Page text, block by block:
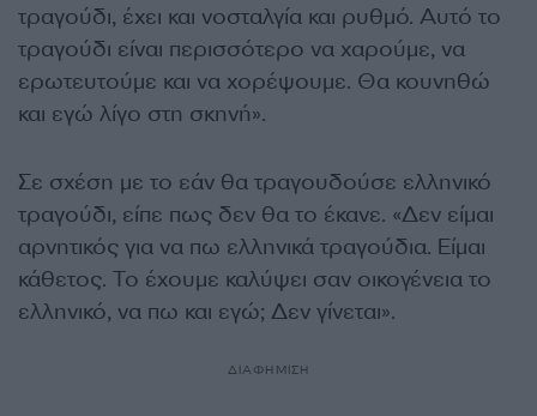
τραγούδι, έχει και νοσταλγία και ρυθμό. Αυτό το
τραγούδι είναι περισσότερο να χαρούμε, να
ερωτευτούμε και να χορέψουμε. Θα κουνηθώ
και εγώ λίγο στη σκηνή».
Σε σχέση με το εάν θα τραγουδούσε ελληνικό
τραγούδι, είπε πως δεν θα το έκανε. «Δεν είμαι
αρνητικός για να πω ελληνικά τραγούδια. Είμαι
κάθετος. Το έχουμε καλύψει σαν οικογένεια το
ελληνικό, να πω και εγώ; Δεν γίνεται».
ΔΙΑΦΗΜΙΣΗ